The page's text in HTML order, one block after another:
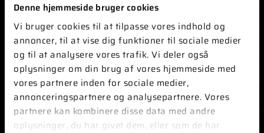
Denne hjemmeside bruger cookies
Vi bruger cookies til at tilpasse vores indhold og
annoncer, til at vise dig funktioner til sociale medier
og til at analysere vores trafik. Vi deler også
oplysninger om din brug af vores hjemmeside med
vores partnere inden for sociale medier,
annonceringspartnere og analysepartnere. Vores
partnere kan kombinere disse data med andre
oplysninger, du har givet dem, eller som de har
KONTAKT
Vester Farimagsgade 1, 8. sal
1606 København V
Tlf:+45 33 86 28 30
E-mail:abf@abf-rep.dk
CVR-nummer ABF:51173511
CVR-nummer ABFnyt: 73403316